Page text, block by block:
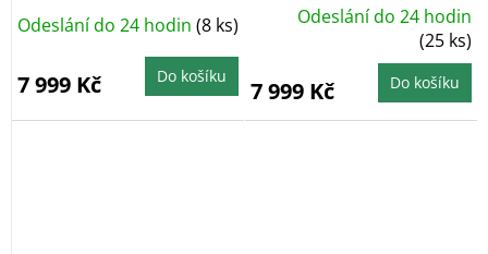
Odeslání do 24 hodin (8 ks)
7 999 Kč Do košíku
Odeslání do 24 hodin
(25 ks)
7 999 Kč Do košíku